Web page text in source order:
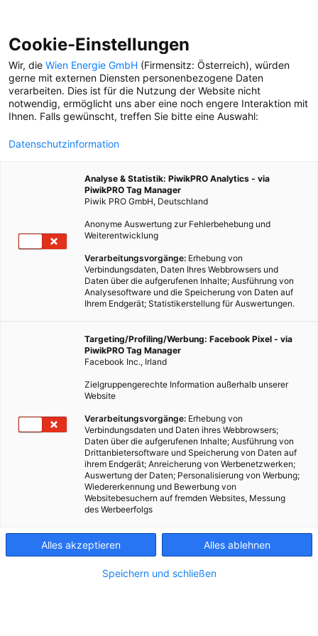
ANERGIENETZ
entsteht ein einzigartiges
Klimaschutzquartier.
Kontakt
Impressum
Cookie-Einstellungen
Wir, die Wien Energie GmbH (Firmensitz: Österreich), würden
gerne mit externen Diensten personenbezogene Daten
verarbeiten. Dies ist für die Nutzung der Website nicht
notwendig, ermöglicht uns aber eine noch engere Interaktion mit
Ihnen. Falls gewünscht, treffen Sie bitte eine Auswahl:
Datenschutzinformation
Analyse & Statistik: PiwikPRO Analytics - via
PiwikPRO Tag Manager
Piwik PRO GmbH, Deutschland
Anonyme Auswertung zur Fehlerbehebung und
Weiterentwicklung
Verarbeitungsvorgänge: Erhebung von
Verbindungsdaten, Daten Ihres Webbrowsers und
Daten über die aufgerufenen Inhalte; Ausführung von
Analysesoftware und die Speicherung von Daten auf
Ihrem Endgerät; Statistikerstellung für Auswertungen.
Targeting/Profiling/Werbung: Facebook Pixel - via
PiwikPRO Tag Manager
Facebook Inc., Irland
Zielgruppengerechte Information außerhalb unserer
Website
Verarbeitungsvorgänge: Erhebung von
Verbindungsdaten und Daten ihres Webbrowsers;
Daten über die aufgerufenen Inhalte; Ausführung von
Drittanbietersoftware und Speicherung von Daten auf
ihrem Endgerät; Anreicherung von Werbenetzwerken;
Auswertung der Daten; Personalisierung von Werbung;
Wiedererkennung und Bewerbung von
Websitebesuchern auf fremden Websites, Messung
des Werbeerfolgs
Alles akzeptieren Alles ablehnen
Speichern und schließen